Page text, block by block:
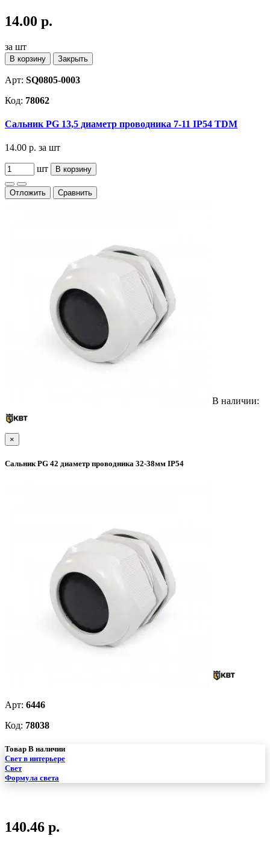
14.00 р.
за шт
В корзину Закрыть
Арт: SQ0805-0003
Код: 78062
Сальник PG 13,5 диаметр проводника 7-11 IP54 TDM
14.00 р. за шт
шт В корзину
Отложить Сравнить
В наличии:
×
Сальник PG 42 диаметр проводника 32-38мм IP54
Арт: 6446
Код: 78038
Товар В наличии
Свет в интерьере
Свет
Формула света
140.46 р.